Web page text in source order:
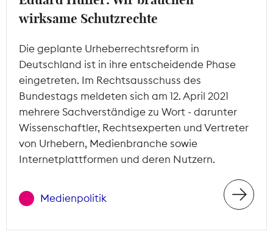
wirksame Schutzrechte
Die geplante Urheberrechtsreform in
Deutschland ist in ihre entscheidende Phase
eingetreten. Im Rechtsausschuss des
Bundestags meldeten sich am 12. April 2021
mehrere Sachverständige zu Wort - darunter
Wissenschaftler, Rechtsexperten und Vertreter
von Urhebern, Medienbranche sowie
Internetplattformen und deren Nutzern.
Medienpolitik